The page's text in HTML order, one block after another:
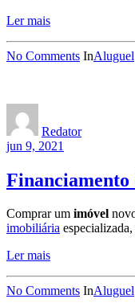
Ler mais
No Comments InAluguel
Redator
jun 9, 2021
Financiamento
Comprar um imóvel
imobiliária
Ler mais
No Comments InAluguel